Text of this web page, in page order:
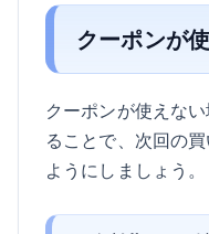
クーポンが
クーポンが使えな
ることで、次回の
ようにしましょう。